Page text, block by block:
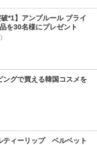
*1】アンプルール ブライ
を30名様にプレゼント
ングで買える韓国コスメを
ィーリップ　ベルベット